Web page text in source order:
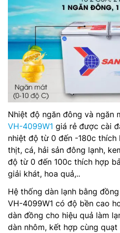
Nhiệt độ ngăn đông và ngăn
VH-4099W1 giá rẻ được cài
nhiệt độ từ 0 đến -180c thích
thịt, cá, hải sản đông lạnh,
độ từ 0 đến 100c thích hợp
giải khát, hoa quả,..
Hệ thống dàn lạnh bằng
VH-4099W1 có độ bền cao
dàn đồng cho hiệu quả làm
dàn nhôm, kết hợp cùng